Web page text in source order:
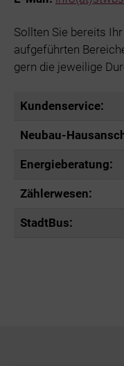
Sollten Sie bereits
aufgeführten
gern die jeweilige
Kundenservice:
Neubau-
Energieberatung:
Zählerwesen:
StadtBus: